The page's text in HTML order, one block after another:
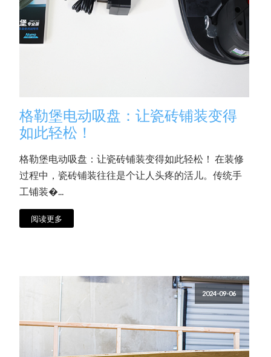
格勒堡电动吸盘：让瓷砖铺装变得
如此轻松！
格勒堡电动吸盘：让瓷砖铺装变得如此轻松！ 在装修
过程中，瓷砖铺装往往是个让人头疼的活儿。传统手
工铺装�...
阅读更多
2024-09-06